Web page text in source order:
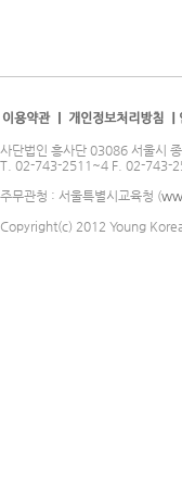
사단법인 흥사단 03086 서울시
T. 02-743-2511~4 F. 02-743-
주무관청 : 서울특별시교육청 (
Copyright(c) 2012 Young